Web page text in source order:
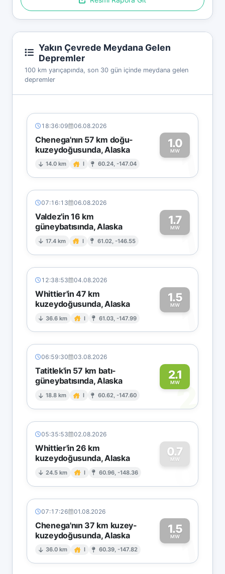
Yakın Çevrede Meydana Gelen
Depremler
100 km yarıçapında, son 30 gün içinde meydana gelen
depremler
18:36:09 06.08.2026
Chenega'nın 57 km doğu-
kuzeydoğusunda, Alaska
14.0 km I 60.24, -147.04
1.0
MW1
07:16:13 06.08.2026
Valdez'in 16 km
güneybatısında, Alaska
17.4 km I 61.02, -146.55
1.7
MW1
12:38:53 04.08.2026
Whittier'in 47 km
kuzeydoğusunda, Alaska
36.6 km I 61.03, -147.99
1.5
MW1
06:59:30 03.08.2026
Tatitlek'in 57 km batı-
güneybatısında, Alaska
18.8 km I 60.62, -147.60
2.1
MW2
05:35:53 02.08.2026
Whittier'in 26 km
kuzeydoğusunda, Alaska
24.5 km I 60.96, -148.36
0.7
MW
0
07:17:26 01.08.2026
Chenega'nın 37 km kuzey-
kuzeydoğusunda, Alaska
36.0 km I 60.39, -147.82
1.5
MW1